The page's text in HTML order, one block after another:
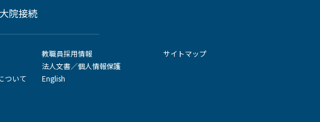
院接続
ついて
教職員採用情報
法人文書／個人情報保護
English
サイトマップ